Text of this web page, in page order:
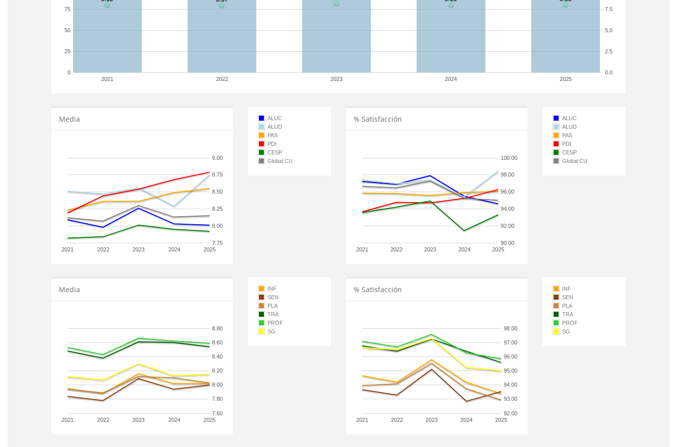
2021 2022 2023 2024 2025
0
25
50
75
0.0
2.5
5.0
7.5
Media
2021 2022 2023 2024 2025
7.75
8.00
8.25
8.50
8.75
9.00
ALUC
ALUD
PAS
PDI
CESP
Global CU
% Satisfacción
2021 2022 2023 2024 2025
90.00
92.00
94.00
96.00
98.00
100.00
ALUC
ALUD
PAS
PDI
CESP
Global CU
Media
2021 2022 2023 2024 2025
7.60
7.80
8.00
8.20
8.40
8.60
8.80
INF
SEN
PLA
TRA
PROF
SG
% Satisfacción
2021 2022 2023 2024 2025
92.00
93.00
94.00
95.00
96.00
97.00
98.00
INF
SEN
PLA
TRA
PROF
SG